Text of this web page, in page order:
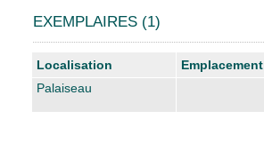
EXEMPLAIRES (1)
Liste des exemplaires
Localisation Emplacement
Palaiseau